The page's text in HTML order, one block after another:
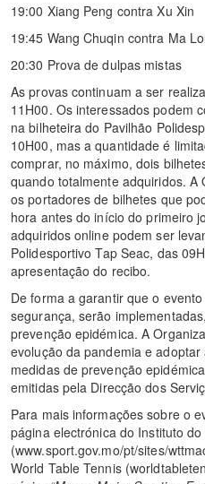
19:00 Xiang Peng contra Xu Xin
19:45 Wang Chuqin contra Ma
20:30 Prova de dulpas mistas
As provas continuam a ser
11H00. Os interessados podem
na bilheteira do Pavilhão
10H00, mas a quantidade é
comprar, no máximo, dois
quando totalmente adquiridos.
os portadores de bilhetes que
hora antes do início do primeiro
adquiridos online podem ser
Polidesportivo Tap Seac, das
apresentação do recibo.
De forma a garantir que o
segurança, serão
prevenção epidémica. A
evolução da pandemia e
medidas de prevenção
emitidas pela Direcção dos
Para mais informações sobre o
página electrónica do Instituto do
(www.sport.gov.mo/pt/sites/
World Table Tennis